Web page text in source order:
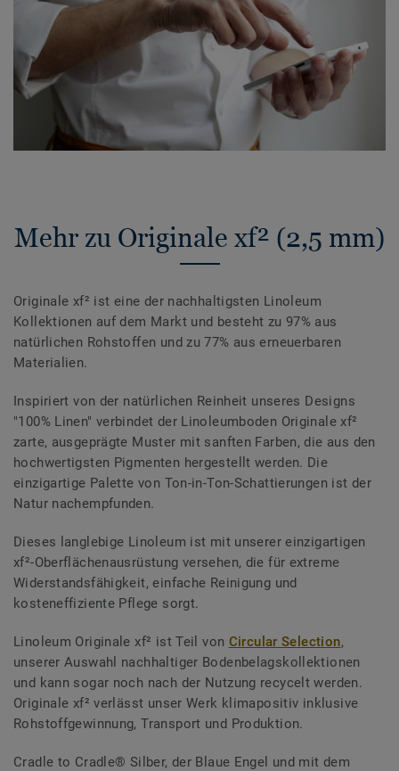
Mehr zu Originale xf² (2,5 mm)
Originale xf² ist eine der nachhaltigsten Linoleum
Kollektionen auf dem Markt und besteht zu 97% aus
natürlichen Rohstoffen und zu 77% aus erneuerbaren
Materialien.
Inspiriert von der natürlichen Reinheit unseres Designs
"100% Linen" verbindet der Linoleumboden Originale xf²
zarte, ausgeprägte Muster mit sanften Farben, die aus den
hochwertigsten Pigmenten hergestellt werden. Die
einzigartige Palette von Ton-in-Ton-Schattierungen ist der
Natur nachempfunden.
Dieses langlebige Linoleum ist mit unserer einzigartigen
xf²-Oberflächenausrüstung versehen, die für extreme
Widerstandsfähigkeit, einfache Reinigung und
kosteneffiziente Pflege sorgt.
Linoleum Originale xf² ist Teil von Circular Selection,
unserer Auswahl nachhaltiger Bodenbelagskollektionen
und kann sogar noch nach der Nutzung recycelt werden.
Originale xf² verlässt unser Werk klimapositiv inklusive
Rohstoffgewinnung, Transport und Produktion.
Cradle to Cradle® Silber, der Blaue Engel und mit dem